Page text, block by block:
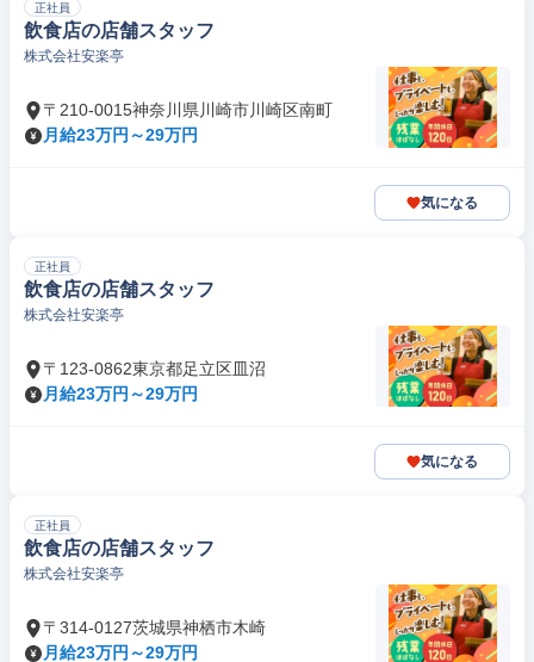
正社員
飲食店の店舗スタッフ
株式会社安楽亭
〒210-0015神奈川県川崎市川崎区南町
月給23万円～29万円
気になる
正社員
飲食店の店舗スタッフ
株式会社安楽亭
〒123-0862東京都足立区皿沼
月給23万円～29万円
気になる
正社員
飲食店の店舗スタッフ
株式会社安楽亭
〒314-0127茨城県神栖市木崎
月給23万円～29万円